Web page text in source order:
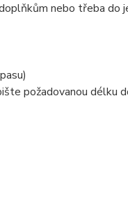
nebo třeba do
požadovanou délku